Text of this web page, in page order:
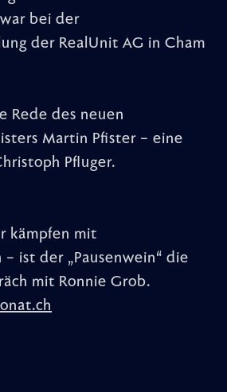
bei der
der RealUnit AG in Cham
Rede des neuen
Martin Pfister – eine
Pfluger.
kämpfen mit
ist der „Pausenwein“ die
mit Ronnie Grob.